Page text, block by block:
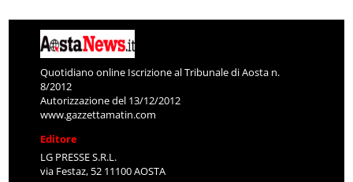
Quotidiano online Iscrizione al Tribunale di Aosta n.
8/2012
Autorizzazione del 13/12/2012
www.gazzettamatin.com
Editore
LG PRESSE S.R.L.
via Festaz, 52 11100 AOSTA